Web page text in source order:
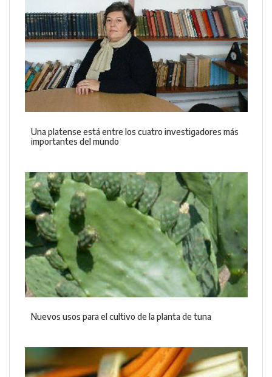
Una platense está entre los cuatro investigadores más
importantes del mundo
Nuevos usos para el cultivo de la planta de tuna